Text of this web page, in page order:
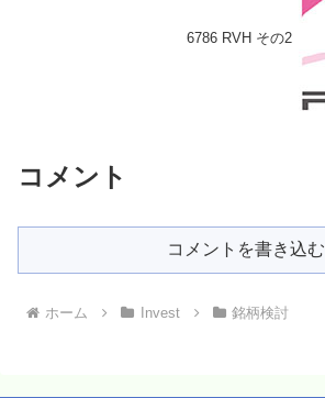
6786 RVH その2
コメント
コメントを書き込む
ホーム Invest 銘柄検討